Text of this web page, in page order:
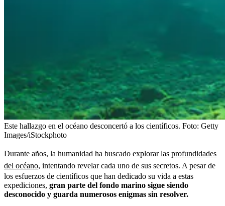
Este hallazgo en el océano desconcertó a los científicos. Foto: Getty
Images/iStockphoto
Durante años, la humanidad ha buscado explorar las profundidades
del océano, intentando revelar cada uno de sus secretos. A pesar de
los esfuerzos de científicos que han dedicado su vida a estas
expediciones, gran parte del fondo marino sigue siendo
desconocido y guarda numerosos enigmas sin resolver.